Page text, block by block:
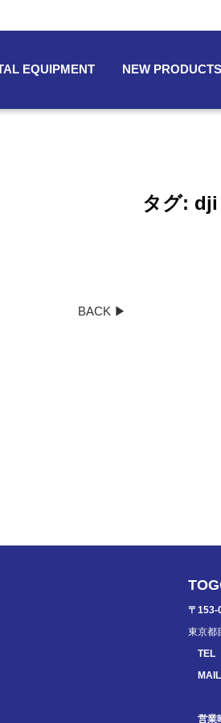
EQUIPMENT NEW PRODUCTS
タグ: dji
BACK ▶︎
〒153-
東京都
営業